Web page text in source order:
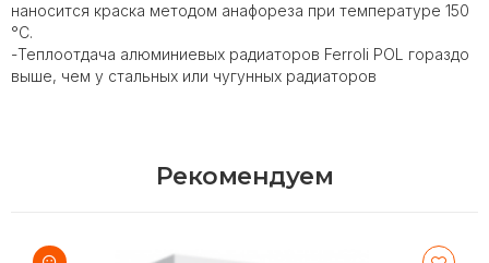
наносится краска методом анафореза при температуре 150
°С.
-Теплоотдача алюминиевых радиаторов Ferroli POL гораздо
выше, чем у стальных или чугунных радиаторов
Рекомендуем